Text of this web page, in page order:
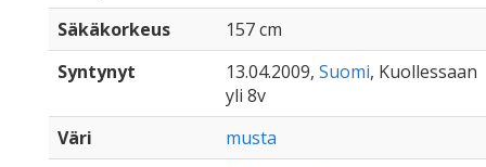
Säkäkorkeus
157 cm
Syntynyt
13.04.2009, Suomi, Kuollessaan
yli 8v
Väri
musta